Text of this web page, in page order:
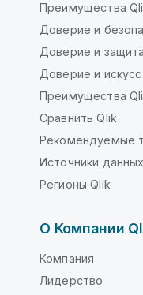
Преимущества
Доверие и
Доверие и
Доверие и
Преимущества
Сравнить Qlik
Рекомендуемые
Источники
Регионы Qlik
О Компании
Компания
Лидерство